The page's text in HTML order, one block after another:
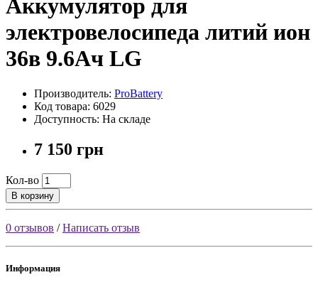
Аккумулятор для
электровелосипеда литий ион
36в 9.6Ач LG
Производитель: ProBattery
Код товара: 6029
Доступность: На складе
7 150 грн
Кол-во
В корзину
0 отзывов /Написать отзыв
Информация